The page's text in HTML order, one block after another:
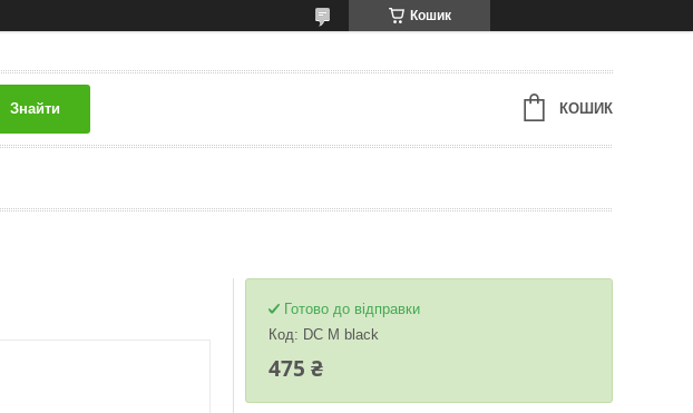
Кошик
Знайти КОШИК
Готово до відправки
Код: DC М black
475 ₴